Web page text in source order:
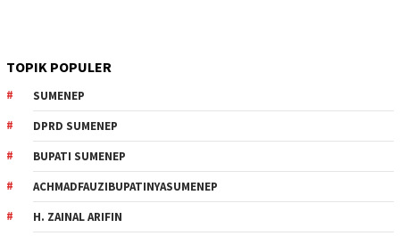
TOPIK POPULER
SUMENEP
DPRD SUMENEP
BUPATI SUMENEP
ACHMADFAUZIBUPATINYASUMENEP
H. ZAINAL ARIFIN